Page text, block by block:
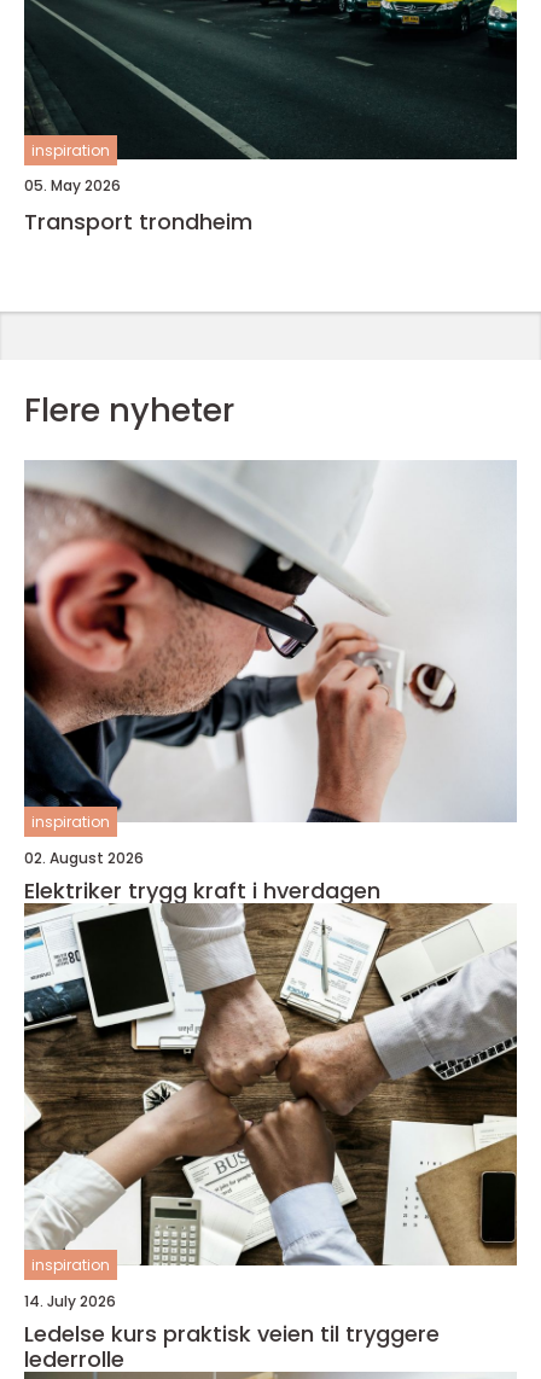
inspiration
05. May 2026
Transport trondheim
Flere nyheter
inspiration
02. August 2026
Elektriker trygg kraft i hverdagen
inspiration
14. July 2026
Ledelse kurs praktisk veien til tryggere
lederrolle